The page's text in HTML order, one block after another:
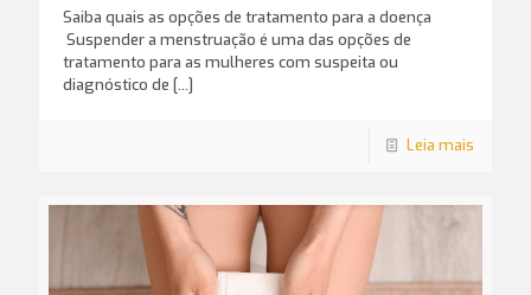
Saiba quais as opções de tratamento para a doença
Suspender a menstruação é uma das opções de
tratamento para as mulheres com suspeita ou
diagnóstico de […]
Leia mais